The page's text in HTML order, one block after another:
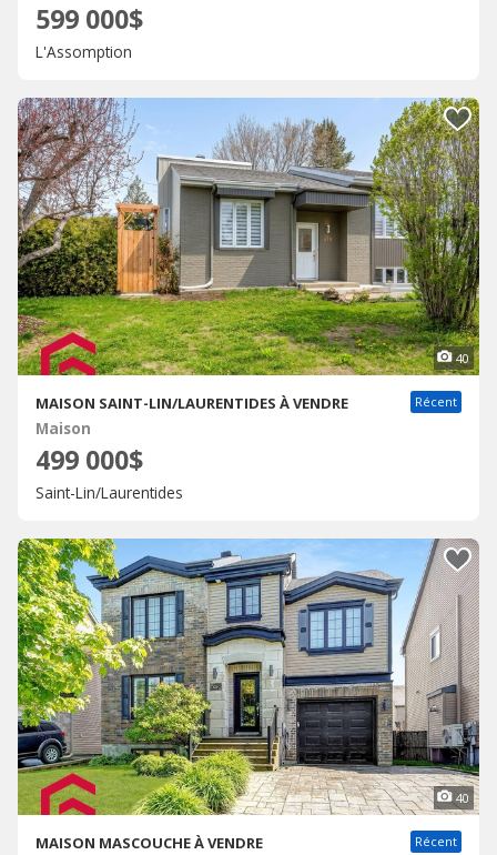
599 000$
L'Assomption
40
MAISON SAINT-LIN/LAURENTIDES À VENDRE Récent
Maison
499 000$
Saint-Lin/Laurentides
40
MAISON MASCOUCHE À VENDRE Récent